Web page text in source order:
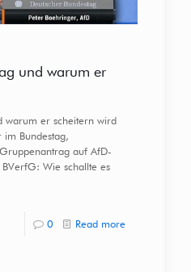
und warum er
warum er scheitern wird
im Bundestag,
auf AfD-
Wie schallte es
0 Read more